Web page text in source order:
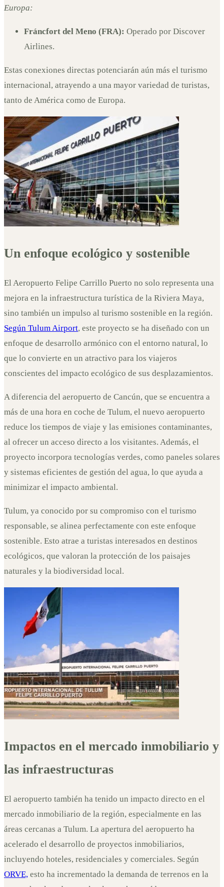
Europa:
Fráncfort del Meno (FRA): Operado por Discover
Airlines.
Estas conexiones directas potenciarán aún más el turismo
internacional, atrayendo a una mayor variedad de turistas,
tanto de América como de Europa.
Un enfoque ecológico y sostenible
El Aeropuerto Felipe Carrillo Puerto no solo representa una
mejora en la infraestructura turística de la Riviera Maya,
sino también un impulso al turismo sostenible en la región.
Según Tulum Airport, este proyecto se ha diseñado con un
enfoque de desarrollo armónico con el entorno natural, lo
que lo convierte en un atractivo para los viajeros
conscientes del impacto ecológico de sus desplazamientos.
A diferencia del aeropuerto de Cancún, que se encuentra a
más de una hora en coche de Tulum, el nuevo aeropuerto
reduce los tiempos de viaje y las emisiones contaminantes,
al ofrecer un acceso directo a los visitantes. Además, el
proyecto incorpora tecnologías verdes, como paneles solares
y sistemas eficientes de gestión del agua, lo que ayuda a
minimizar el impacto ambiental.
Tulum, ya conocido por su compromiso con el turismo
responsable, se alinea perfectamente con este enfoque
sostenible. Esto atrae a turistas interesados en destinos
ecológicos, que valoran la protección de los paisajes
naturales y la biodiversidad local.
Impactos en el mercado inmobiliario y
las infraestructuras
El aeropuerto también ha tenido un impacto directo en el
mercado inmobiliario de la región, especialmente en las
áreas cercanas a Tulum. La apertura del aeropuerto ha
acelerado el desarrollo de proyectos inmobiliarios,
incluyendo hoteles, residenciales y comerciales. Según
ORVE, esto ha incrementado la demanda de terrenos en la